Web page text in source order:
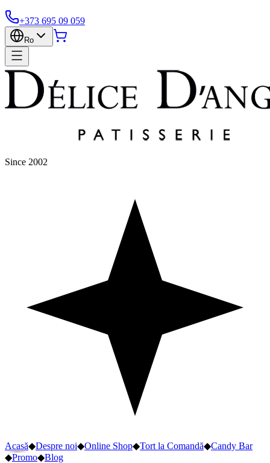
+373 695 09 059
Ro
Since 2002
Acasă◆Despre noi◆Online Shop◆Tort la Comandă◆Candy Bar
◆Promo◆Blog